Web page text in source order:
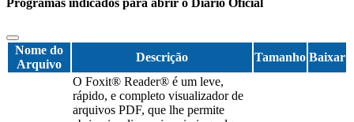
Nome do
Arquivo
Descrição Tamanho Baixar
O Foxit® Reader® é um leve,
rápido, e completo visualizador de
arquivos PDF, que lhe permite